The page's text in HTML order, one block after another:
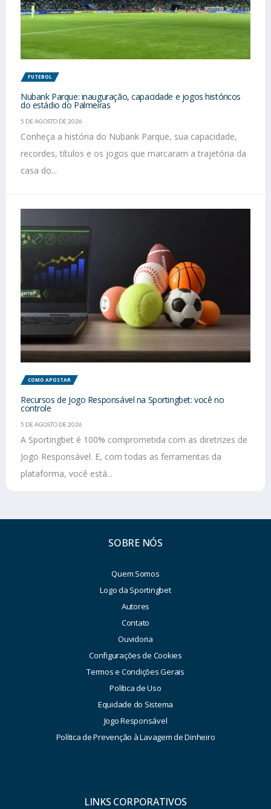
FUTEBOL
Nubank Parque: inauguração, capacidade e jogos históricos
do estádio do Palmeiras
5 DE AGOSTO DE 2026
Conheça a história do Nubank Parque, sua capacidade,
recordes, títulos e os jogos que marcaram a trajetória da
casa do...
COMO APOSTAR
Recursos de Jogo Responsável na Sportingbet: você no
controle
5 DE AGOSTO DE 2026
A Sportingbet é 100% comprometida com as diretrizes de
Jogo Responsável. E, com todas as ferramentas da
plataforma, você está...
SOBRE NÓS
Quem Somos
Logo da Sportingbet
Autores
Contato
Ouvidoria
Configurações de Cookies
Termos e Condições Gerais
Política de Uso
Equidade do Sistema
Jogo Responsável
Política de Prevenção à Lavagem de Dinheiro
LINKS CORPORATIVOS